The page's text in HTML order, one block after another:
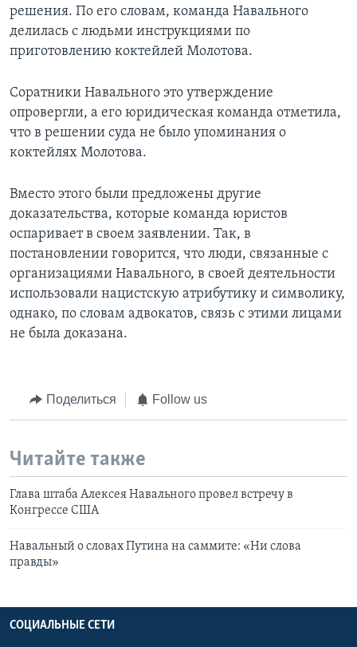
решения. По его словам, команда Навального
делилась с людьми инструкциями по
приготовлению коктейлей Молотова.
Соратники Навального это утверждение
опровергли, а его юридическая команда отметила,
что в решении суда не было упоминания о
коктейлях Молотова.
Вместо этого были предложены другие
доказательства, которые команда юристов
оспаривает в своем заявлении. Так, в
постановлении говорится, что люди, связанные с
организациями Навального, в своей деятельности
использовали нацистскую атрибутику и символику,
однако, по словам адвокатов, связь с этими лицами
не была доказана.
Поделиться Follow us
Читайте также
Глава штаба Алексея Навального провел встречу в
Конгрессе США
Навальный о словах Путина на саммите: «Ни слова
правды»
СОЦИАЛЬНЫЕ СЕТИ